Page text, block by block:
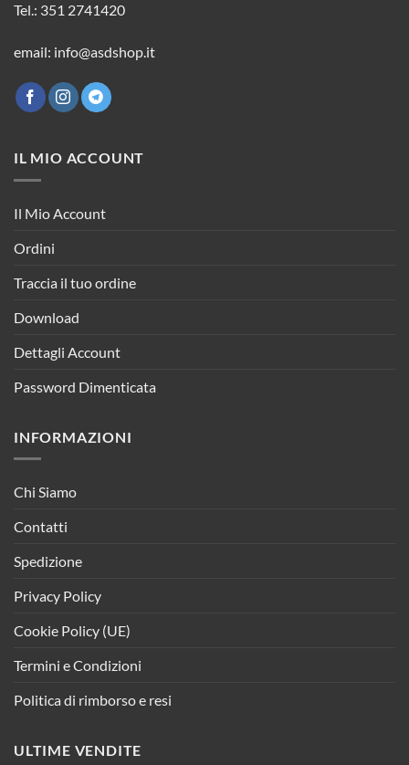
Tel.: 351 2741420
email: info@asdshop.it
IL MIO ACCOUNT
Il Mio Account
Ordini
Traccia il tuo ordine
Download
Dettagli Account
Password Dimenticata
INFORMAZIONI
Chi Siamo
Contatti
Spedizione
Privacy Policy
Cookie Policy (UE)
Termini e Condizioni
Politica di rimborso e resi
ULTIME VENDITE